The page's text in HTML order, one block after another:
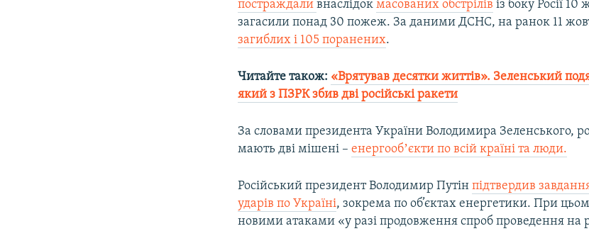
постраждаливнаслідокмасованих обстрілів із боку Росії
загасили понад 30 пожеж. За даними ДСНС, на ранок 11
загиблих і 105 поранених.
Читайте також: «Врятував десятки життів». Зеленський
який з ПЗРК збив дві російські ракети
За словами президента України Володимира Зеленського,
мають дві мішені –енергообʼєкти по всій країні та люди.
Російський президент Володимир Путінпідтвердив
ударів по Україні, зокрема по об’єктах енергетики. При
новими атаками «у разі продовження спроб проведення на